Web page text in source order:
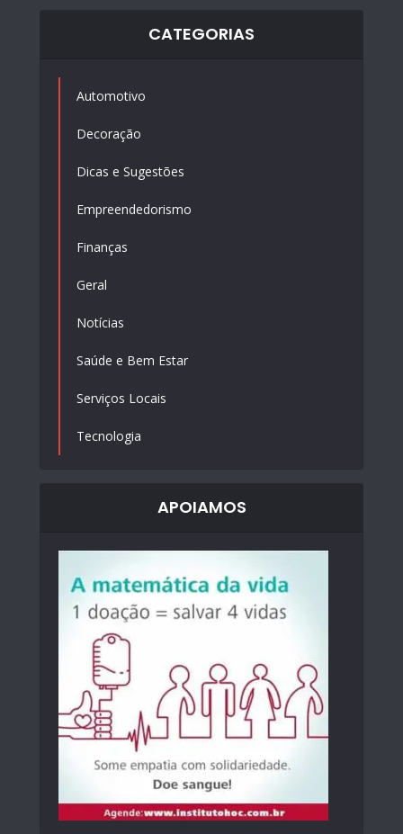
CATEGORIAS
Automotivo
Decoração
Dicas e Sugestões
Empreendedorismo
Finanças
Geral
Notícias
Saúde e Bem Estar
Serviços Locais
Tecnologia
APOIAMOS